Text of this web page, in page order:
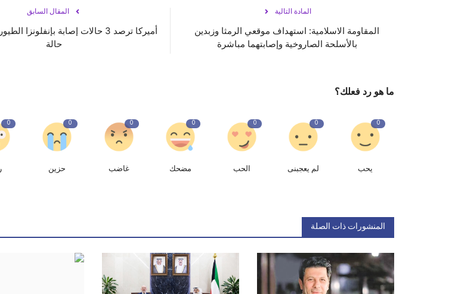
المقال السابق
حالة
المادة التالية
المقاومة الاسلامية: استهداف موقعي الرمثا وزبدين
بالأسلحة الصاروخية وإصابتهما مباشرة
ما هو رد فعلك؟
0
يحب
0
لم يعجبنى
0
الحب
0
مضحك
0
غاضب
0
حزين
0
المنشورات ذات الصلة